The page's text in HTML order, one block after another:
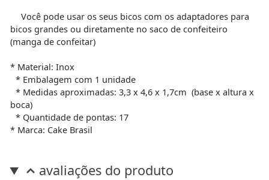
Você pode usar os seus bicos com os adaptadores para
bicos grandes ou diretamente no saco de confeiteiro
(manga de confeitar)
* Material: Inox
* Embalagem com 1 unidade
* Medidas aproximadas: 3,3 x 4,6 x 1,7cm (base x altura x
boca)
* Quantidade de pontas: 17
* Marca: Cake Brasil
avaliações do produto